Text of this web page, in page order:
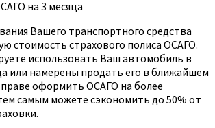
на 3 месяца
Вашего транспортного средства
стоимость страхового полиса ОСАГО.
использовать Ваш автомобиль в
или намерены продать его в ближайшем
оформить ОСАГО на более
самым можете сэкономить до 50% от